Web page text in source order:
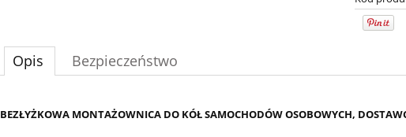
Opis Bezpieczeństwo
BEZŁYŻKOWA MONTAŻOWNICA DO KÓŁ SAMOCHODÓW OSOBOWYCH,